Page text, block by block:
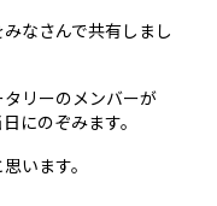
なさんで共有しまし
リーのメンバーが
にのぞみます。
います。